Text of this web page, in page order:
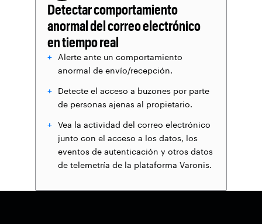
Detectar comportamiento
anormal del correo electrónico
en tiempo real
Alerte ante un comportamiento
anormal de envío/recepción.
Detecte el acceso a buzones por parte
de personas ajenas al propietario.
Vea la actividad del correo electrónico
junto con el acceso a los datos, los
eventos de autenticación y otros datos
de telemetría de la plataforma Varonis.